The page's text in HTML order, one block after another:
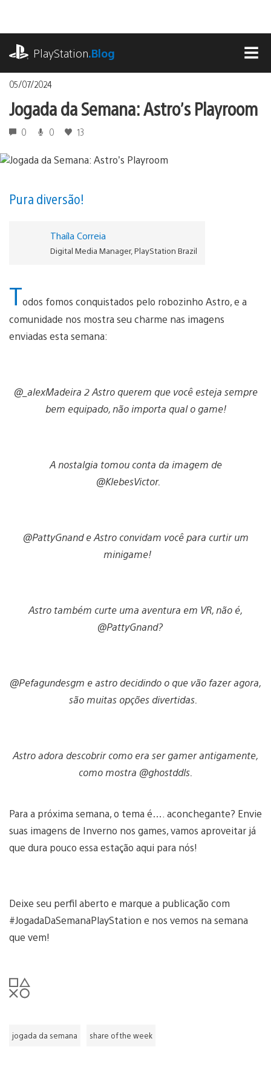
o
conteúdo
PlayStation.Blog
05/07/2024
Jogada da Semana: Astro’s Playroom
0 0 13
Pura diversão!
Thaíla Correia
Digital Media Manager, PlayStation Brazil
Todos fomos conquistados pelo robozinho Astro, e a
comunidade nos mostra seu charme nas imagens
enviadas esta semana:
@_alexMadeira 2 Astro querem que você esteja sempre
bem equipado, não importa qual o game!
A nostalgia tomou conta da imagem de
@KlebesVictor.
@PattyGnand e Astro convidam você para curtir um
minigame!
Astro também curte uma aventura em VR, não é,
@PattyGnand?
@Pefagundesgm e astro decidindo o que vão fazer agora,
são muitas opções divertidas.
Astro adora descobrir como era ser gamer antigamente,
como mostra @ghostddls.
Para a próxima semana, o tema é…. aconchegante? Envie
suas imagens de Inverno nos games, vamos aproveitar já
que dura pouco essa estação aqui para nós!
Deixe seu perfil aberto e marque a publicação com
#JogadaDaSemanaPlayStation e nos vemos na semana
que vem!
jogada da semana share of the week